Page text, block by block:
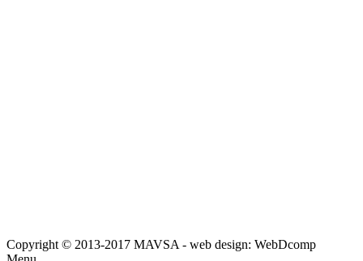
Copyright © 2013-2017 MAVSA - web design: WebDcomp